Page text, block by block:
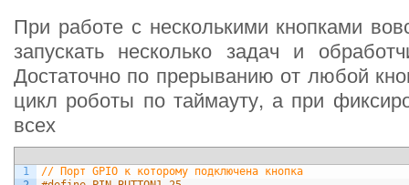
При работе с несколькими кнопками
запускать несколько задач и
Достаточно по прерыванию от любой
цикл роботы по таймауту, а при
всех
1
// Порт GPIO к которому подключена кнопка